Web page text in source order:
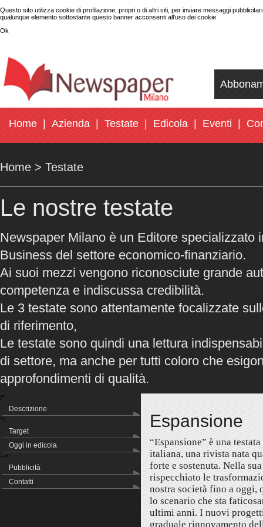
Questo sito utilizza cookie di profilazione, propri o di altri siti, per inviare messaggi
qualunque elemento sottostante questo banner acconsenti all’uso dei cookie
Ok
Home Azienda Testate Edicola Eventi
Home > Testate
Le nostre testate
Newspaper Milano è un Editore specializzato
Business del settore economico-finanziario.
Ai suoi mezzi vengono riconosciute grande
competenza e indiscussa credibilità.
Le 3 testate sono attentamente focalizzate
di riferimento,
Le testate sono quindi una lettura
di settore, ma anche per tutti coloro che
approfondimenti di qualità.
/* -
Descrizione
*/
Target
Oggi in edicola
-->
Pubblicità
Contatti
Espansione
“Espansione” è una
italiana, una rivista nata
forte e sostenuta. Nella
rispecchiato le
nostra società fino a oggi,
lo scenario che sta
ultimi anni. I nuovi
graduale rinnovamento
Periodicità: Periodico
Prezzo: 5 €
Abbonamenti: Telefonare allo 0171 -
392211
Periodicità: Periodico
Prezzo: 5 €
Abbonamenti: Telefonare allo
392211
In 24 anni di vita Il giornale delle
Assicurazioni ha conquistato la
leadership del settore grazie alla